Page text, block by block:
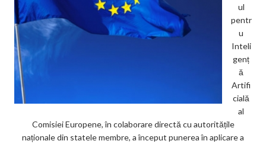
ul
pentr
u
Inteli
genț
ă
Artifi
cială
al
Comisiei Europene, în colaborare directă cu autoritățile
naționale din statele membre, a început punerea în aplicare a